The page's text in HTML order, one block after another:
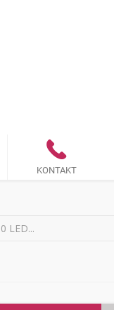
KONTAKT
LED...